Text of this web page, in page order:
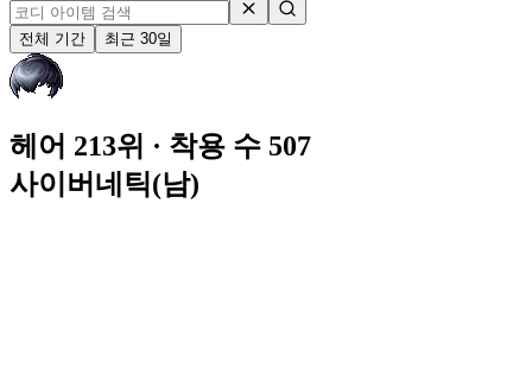
전체 기간 최근 30일
헤어 213위 · 착용 수 507
사이버네틱(남)